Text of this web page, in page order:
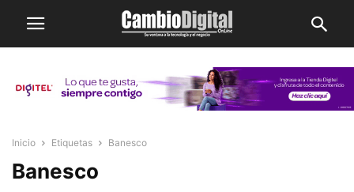
Inicio Etiquetas Banesco
Banesco